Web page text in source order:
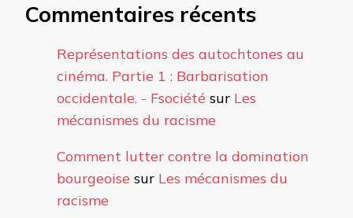
Commentaires récents
Représentations des autochtones au
cinéma. Partie 1 : Barbarisation
occidentale. - Fsociété sur Les
mécanismes du racisme
Comment lutter contre la domination
bourgeoise sur Les mécanismes du
racisme